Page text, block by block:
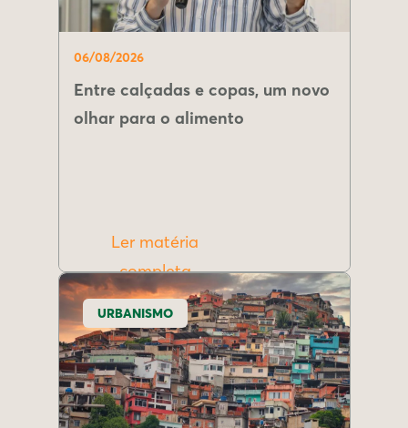
06/08/2026
Entre calçadas e copas, um novo
olhar para o alimento
Ler matéria
completa
URBANISMO